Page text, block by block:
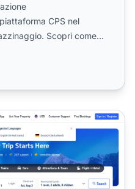
CPS nel
Scopri come